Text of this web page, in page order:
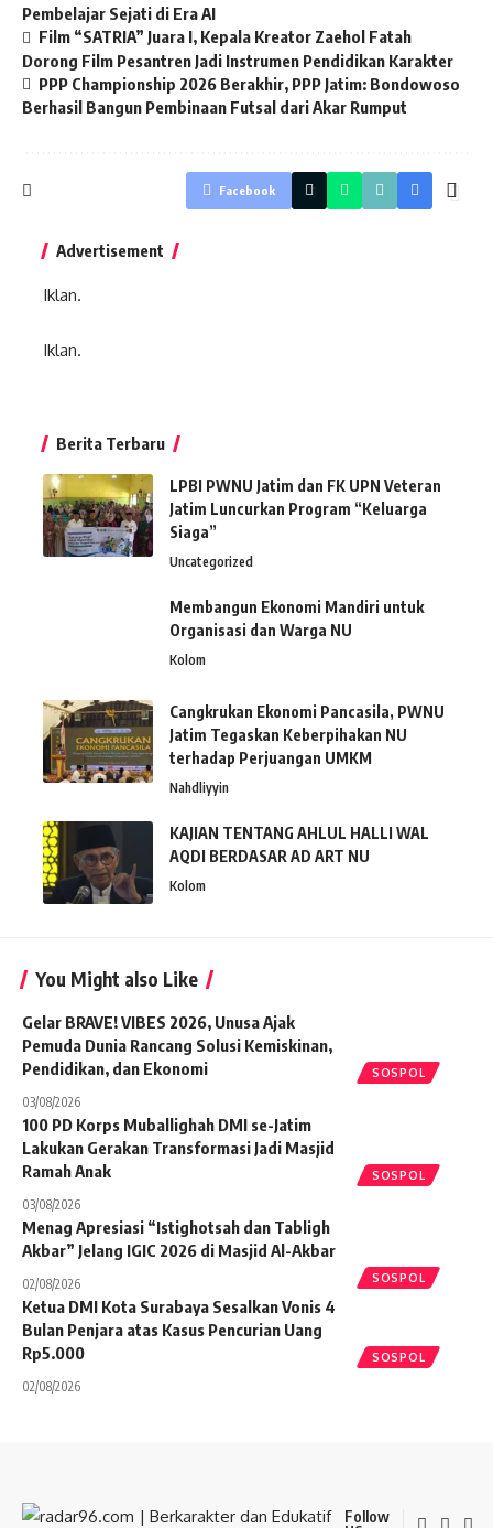
Pembelajar Sejati di Era AI
Film “SATRIA” Juara I, Kepala Kreator Zaehol Fatah
Dorong Film Pesantren Jadi Instrumen Pendidikan Karakter
PPP Championship 2026 Berakhir, PPP Jatim: Bondowoso
Berhasil Bangun Pembinaan Futsal dari Akar Rumput
Facebook
Advertisement
Iklan.
Iklan.
Berita Terbaru
LPBI PWNU Jatim dan FK UPN Veteran
Jatim Luncurkan Program “Keluarga
Siaga”
Uncategorized
Membangun Ekonomi Mandiri untuk
Organisasi dan Warga NU
Kolom
Cangkrukan Ekonomi Pancasila, PWNU
Jatim Tegaskan Keberpihakan NU
terhadap Perjuangan UMKM
Nahdliyyin
KAJIAN TENTANG AHLUL HALLI WAL
AQDI BERDASAR AD ART NU
Kolom
You Might also Like
SOSPOL
Gelar BRAVE! VIBES 2026, Unusa Ajak
Pemuda Dunia Rancang Solusi Kemiskinan,
Pendidikan, dan Ekonomi
03/08/2026
SOSPOL
100 PD Korps Muballighah DMI se-Jatim
Lakukan Gerakan Transformasi Jadi Masjid
Ramah Anak
03/08/2026
SOSPOL
Menag Apresiasi “Istighotsah dan Tabligh
Akbar” Jelang IGIC 2026 di Masjid Al-Akbar
02/08/2026
SOSPOL
Ketua DMI Kota Surabaya Sesalkan Vonis 4
Bulan Penjara atas Kasus Pencurian Uang
Rp5.000
02/08/2026
Follow